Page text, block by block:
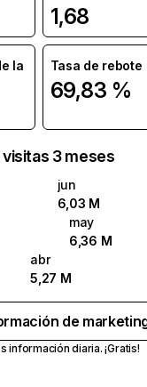
1,68
la
Tasa de rebote
69,83 %
3 meses
jun
6,03 M
may
6,36 M
abr
5,27 M
de
información diaria. ¡Gratis!